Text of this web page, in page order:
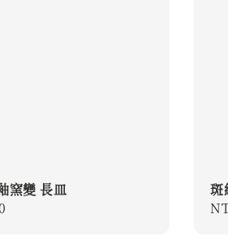
窯變 長皿
斑